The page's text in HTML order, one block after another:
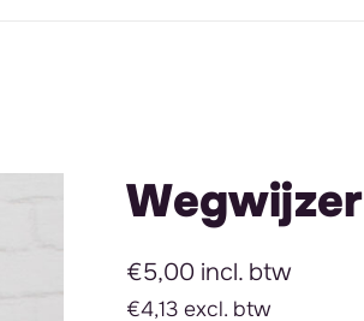
€5,00 incl. btw
€4,13 excl. btw